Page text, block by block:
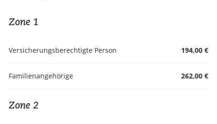
Zone 1
Versicherungsberechtigte Person 194,00 €
Familienangehörige 262,00 €
Zone 2